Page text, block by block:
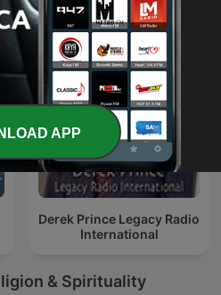
Derek Prince Legacy Radio
International
& Spirituality
APP